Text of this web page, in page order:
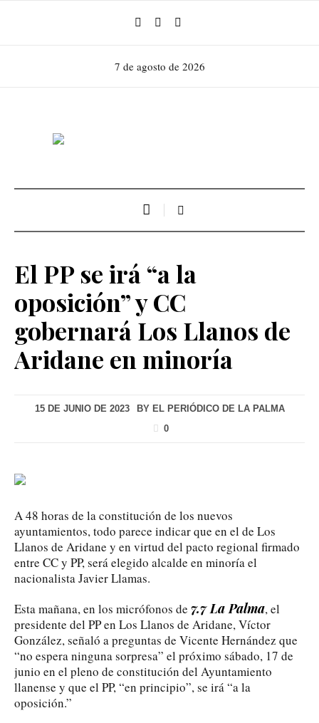
7 de agosto de 2026
El PP se irá “a la
oposición” y CC
gobernará Los Llanos de
Aridane en minoría
15 DE JUNIO DE 2023 BY EL PERIÓDICO DE LA PALMA
0
A 48 horas de la constitución de los nuevos
ayuntamientos, todo parece indicar que en el de Los
Llanos de Aridane y en virtud del pacto regional firmado
entre CC y PP, será elegido alcalde en minoría el
nacionalista Javier Llamas.
Esta mañana, en los micrófonos de 7.7 La Palma, el
presidente del PP en Los Llanos de Aridane, Víctor
González, señaló a preguntas de Vicente Hernández que
“no espera ninguna sorpresa” el próximo sábado, 17 de
junio en el pleno de constitución del Ayuntamiento
llanense y que el PP, “en principio”, se irá “a la
oposición.”